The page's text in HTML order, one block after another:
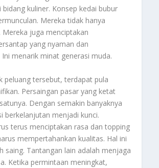
bidang kuliner. Konsep kedai bubur
Mereka tidak hanya
Mereka juga menciptakan
yang nyaman dan
Ini menarik minat generasi muda.
peluang tersebut, terdapat pula
Persaingan pasar yang ketat
Dengan semakin banyaknya
berkelanjutan menjadi kunci.
terus menciptakan rasa dantopping
mempertahankan kualitas. Hal ini
saing. Tantangan lain adalah menjaga
Ketika permintaan meningkat,